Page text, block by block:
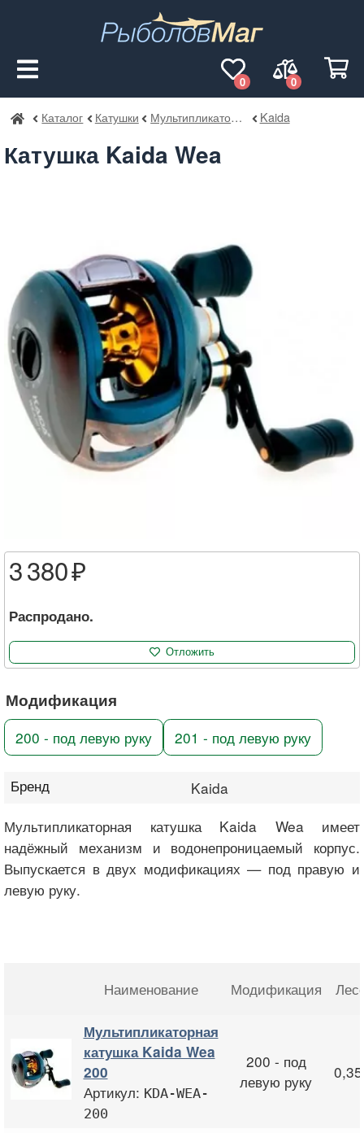
0
0
РыболовМаг
Каталог Катушки Мультипликаторные Kaida
Катушка Kaida Wea
Модификация
200 - под левую руку 201 - под левую руку
Бренд Kaida
3 380
Распродано.
Отложить
Мультипликаторная катушка Kaida Wea имеет
надёжный механизм и водонепроницаемый корпус.
Выпускается в двух модификациях — под правую и
левую руку.
Наименование Модификация
Мультипликаторная
катушка Kaida Wea
200
Артикул: KDA-WEA-
200
200 - под
левую руку